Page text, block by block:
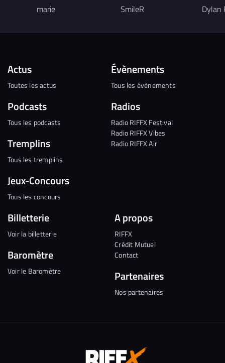
marie SmileR Dylan
Actus
Toutes les actus
Podcasts
Tous les podcasts
Tremplins
Tous les tremplins
Jeux-Concours
Tous les concours
Évènements
Tous les évènements
Radios
Radio RIFFX Festival
Radio RIFFX Vibes
Radio RIFFX Air
Billetterie
Voir la billetterie
Baromètre
Voir le Baromètre
A propos
RIFFX
Crédit Mutuel
Contact
Partenaires
Nos partenaires